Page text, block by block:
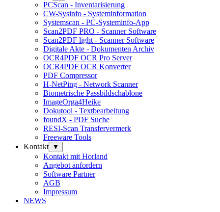
PCScan - Inventarisierung
CW-Sysinfo - Systeminformation
Systemscan - PC-Systeminfo-App
Scan2PDF PRO - Scanner Software
Scan2PDF light - Scanner Software
Digitale Akte - Dokumenten Archiv
OCR4PDF OCR Pro Server
OCR4PDF OCR Konverter
PDF Compressor
H-NetPing - Network Scanner
Biometrische Passbildschablone
ImageOrga4Heike
Dokutool - Textbearbeitung
foundX - PDF Suche
RESI-Scan Transfervermerk
Freeware Tools
Kontakt
▼
Kontakt mit Horland
Angebot anfordern
Software Partner
AGB
Impressum
NEWS